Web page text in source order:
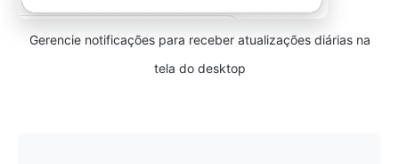
Gerencie notificações para receber atualizações diárias na
tela do desktop